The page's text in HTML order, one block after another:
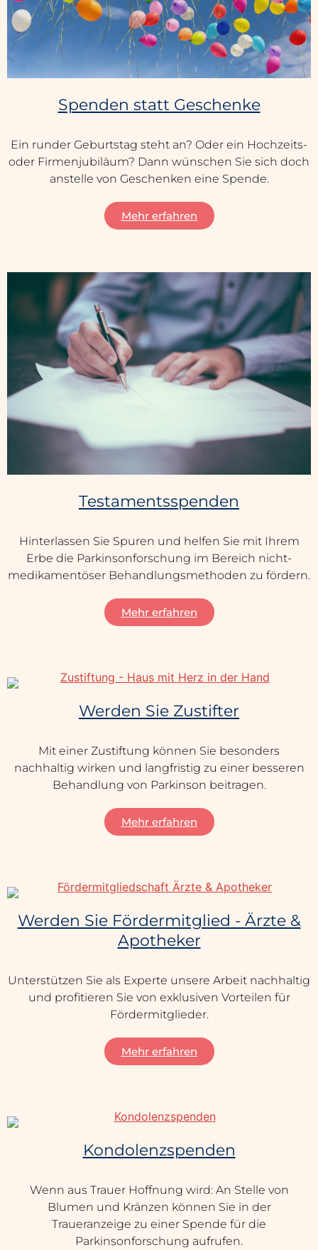
Spenden statt Geschenke
Ein runder Geburtstag steht an? Oder ein Hochzeits-
oder Firmenjubiläum? Dann wünschen Sie sich doch
anstelle von Geschenken eine Spende.
Mehr erfahren
Testamentsspenden
Hinterlassen Sie Spuren und helfen Sie mit Ihrem
Erbe die Parkinsonforschung im Bereich nicht-
medikamentöser Behandlungsmethoden zu fördern.
Mehr erfahren
Werden Sie Zustifter
Mit einer Zustiftung können Sie besonders
nachhaltig wirken und langfristig zu einer besseren
Behandlung von Parkinson beitragen.
Mehr erfahren
Werden Sie Fördermitglied - Ärzte &
Apotheker
Unterstützen Sie als Experte unsere Arbeit nachhaltig
und profitieren Sie von exklusiven Vorteilen für
Fördermitglieder.
Mehr erfahren
Kondolenzspenden
Wenn aus Trauer Hoffnung wird: An Stelle von
Blumen und Kränzen können Sie in der
Traueranzeige zu einer Spende für die
Parkinsonforschung aufrufen.